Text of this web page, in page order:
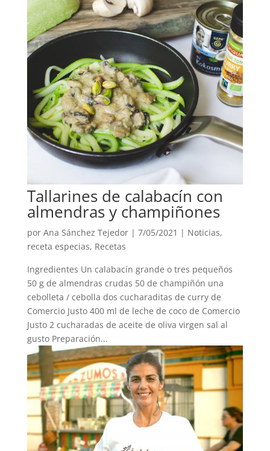
Tallarines de calabacín con
almendras y champiñones
por Ana Sánchez Tejedor| 7/05/2021 | Noticias,
receta especias, Recetas
Ingredientes Un calabacín grande o tres pequeños
50 g de almendras crudas 50 de champiñón una
cebolleta / cebolla dos cucharaditas de curry de
Comercio Justo 400 ml de leche de coco de Comercio
Justo 2 cucharadas de aceite de oliva virgen sal al
gusto Preparación...